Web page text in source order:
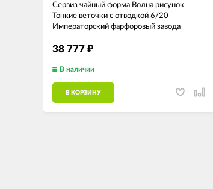
Сервиз чайный форма Волна рисунок
Тонкие веточки с отводкой 6/20
Императорский фарфоровый завода
38 777 ₽
В наличии
В КОРЗИНУ